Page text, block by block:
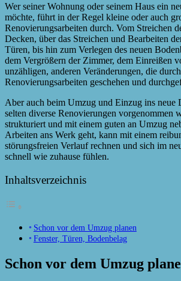
Wer seiner Wohnung oder seinem Haus ein
möchte, führt in der Regel kleine oder auch
Renovierungsarbeiten durch. Vom Streichen
Decken, über das Streichen und Bearbeiten
Türen, bis hin zum Verlegen des neuen
dem Vergrößern der Zimmer, dem Einreißen
unzähligen, anderen Veränderungen, die durch
Renovierungsarbeiten geschehen und
Aber auch beim Umzug und Einzug ins neue
selten diverse Renovierungen vorgenommen
strukturiert und mit einem guten an Umzug
Arbeiten ans Werk geht, kann mit einem
störungsfreien Verlauf rechnen und sich im
schnell wie zuhause fühlen.
Inhaltsverzeichnis
Schon vor dem Umzug planen
Fenster, Türen, Bodenbelag
Schon vor dem Umzug